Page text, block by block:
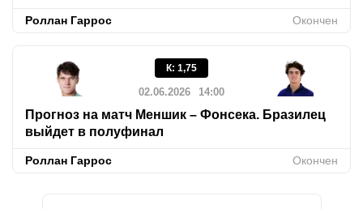
Роллан Гаррос Окончен
К: 1,75
02.06.2026 14:00
Прогноз на матч Меншик – Фонсека. Бразилец
выйдет в полуфинал
Роллан Гаррос Окончен